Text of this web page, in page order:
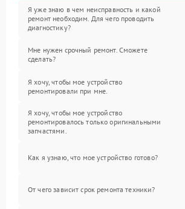
Я уже знаю в чем неисправность и какой
ремонт необходим. Для чего проводить
диагностику?
Мне нужен срочный ремонт. Сможете
сделать?
Я хочу, чтобы мое устройство
ремонтировали при мне.
Я хочу, чтобы мое устройство
ремонтировалось только оригинальными
запчастями.
Как я узнаю, что мое устройство готово?
От чего зависит срок ремонта техники?